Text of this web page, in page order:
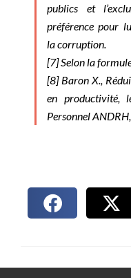
publics et
préférence pour
la corruption.
[7]Selon la
[8]Baron X.,
en productivité,
Personnel